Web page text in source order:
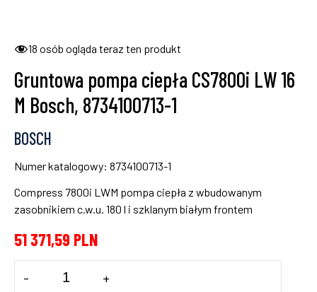
18 osób ogląda teraz ten produkt
Gruntowa pompa ciepła CS7800i LW 16
M Bosch, 8734100713-1
BOSCH
Numer katalogowy: 8734100713-1
Compress 7800i LWM pompa ciepła z wbudowanym
zasobnikiem c.w.u. 180 l i szklanym białym frontem
51 371,59 PLN
Gruntowa
- +